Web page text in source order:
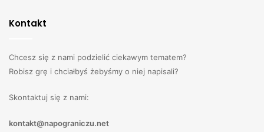
Kontakt
Chcesz się z nami podzielić ciekawym tematem?
Robisz grę i chciałbyś żebyśmy o niej napisali?
Skontaktuj się z nami:
kontakt@napograniczu.net